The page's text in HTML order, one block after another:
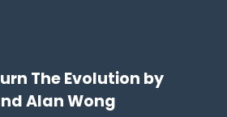
The Evolution by
Alan Wong